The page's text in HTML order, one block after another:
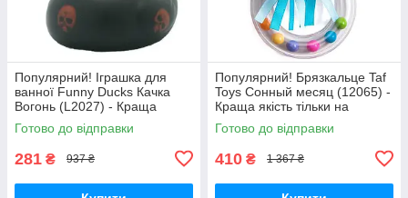
Популярний! Іграшка для
ванної Funny Ducks Качка
Вогонь (L2027) - Краща
якість тільки на
Nukleon.com.ua
Готово до відправки
281 ₴ 937 ₴
Популярний! Брязкальце Taf
Toys Сонный месяц (12065) -
Краща якість тільки на
Nukleon.com.ua
Готово до відправки
410 ₴ 1 367 ₴